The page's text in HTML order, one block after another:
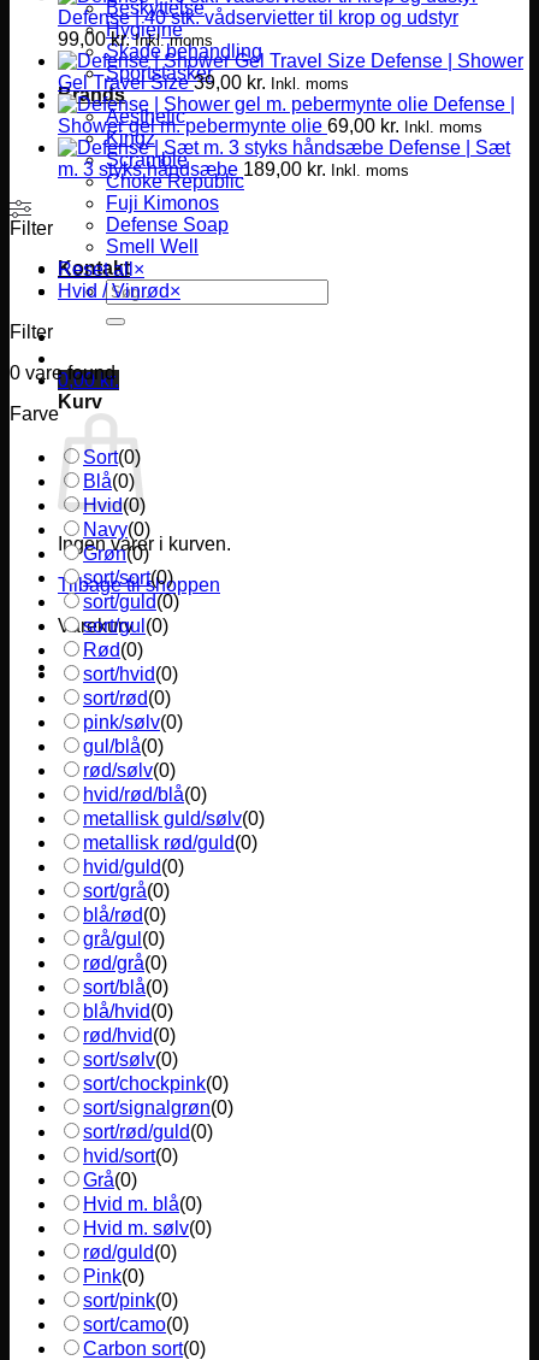
Beskyttelse
Hygiejne
Skade behandling
Sportstasker
Brands
Aesthetic
Kingz
Scramble
Choke Republic
Fuji Kimonos
Defense Soap
Smell Well
Kontakt
Søg
efter:
0,00 kr.
Kurv
Ingen varer i kurven.
Tilbage til shoppen
Varekurv
Defense | 40 stk. vådservietter til krop og udstyr
99,00kr. Inkl. moms
Defense | Shower
Gel Travel Size 39,00 kr. Inkl. moms
Defense |
Shower gel m. pebermynte olie 69,00 kr. Inkl. moms
Defense | Sæt
m. 3 styks håndsæbe 189,00 kr. Inkl. moms
Filter
Reset all ×
Hvid / Vinrød×
Filter
0 vare found
Farve
Sort(0)
Blå(0)
Hvid(0)
Navy(0)
Grøn(0)
sort/sort(0)
sort/guld(0)
sort/gul (0)
Rød(0)
sort/hvid(0)
sort/rød(0)
pink/sølv(0)
gul/blå(0)
rød/sølv(0)
hvid/rød/blå(0)
metallisk guld/sølv(0)
metallisk rød/guld(0)
hvid/guld(0)
sort/grå(0)
blå/rød(0)
grå/gul (0)
rød/grå(0)
sort/blå(0)
blå/hvid(0)
rød/hvid(0)
sort/sølv(0)
sort/chockpink(0)
sort/signalgrøn(0)
sort/rød/guld(0)
hvid/sort(0)
Grå(0)
Hvid m. blå(0)
Hvid m. sølv(0)
rød/guld(0)
Pink(0)
sort/pink(0)
sort/camo(0)
Carbon sort(0)